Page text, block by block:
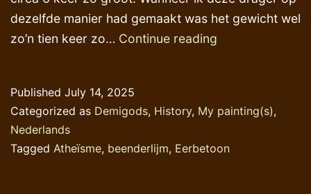
dezelfde manier had gemaakt was het gewicht wel
zo’n tien keer zo… Continue reading
Published July 14, 2025
Categorized as Demigods, History, My painting(s),
Nederlands
Tagged Atheïsme, beenderlijm, Eerbetoon